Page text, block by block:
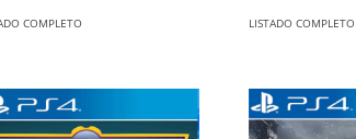
COMPLETO LISTADO COMPLETO